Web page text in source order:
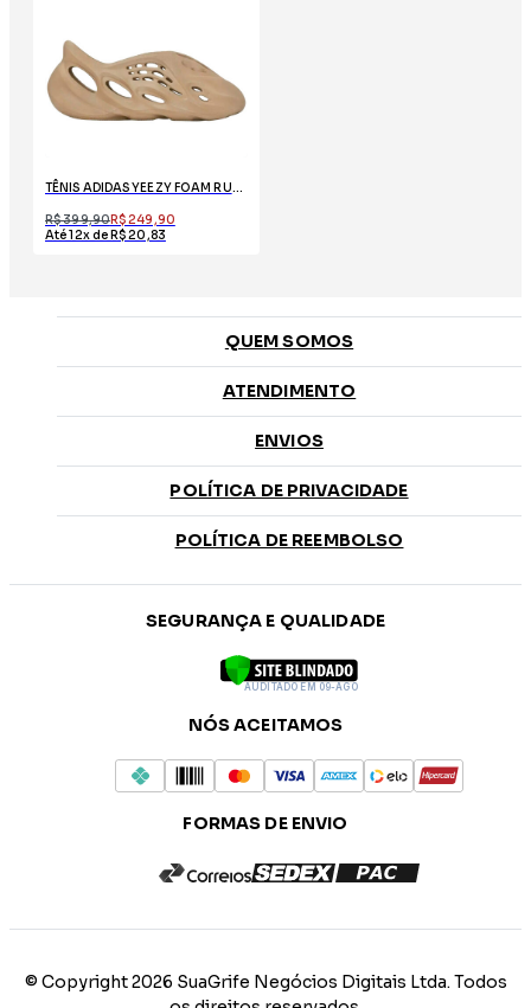
TÊNIS ADIDAS YEEZY FOAM RUNNER “OCHRE”
R$ 399,90R$ 249,90
Até 12x de R$ 20,83
QUEM SOMOS
ATENDIMENTO
ENVIOS
POLÍTICA DE PRIVACIDADE
POLÍTICA DE REEMBOLSO
SEGURANÇA E QUALIDADE
AUDITADO EM 09-AGO
NÓS ACEITAMOS
FORMAS DE ENVIO
© Copyright 2026 SuaGrife Negócios Digitais Ltda. Todos